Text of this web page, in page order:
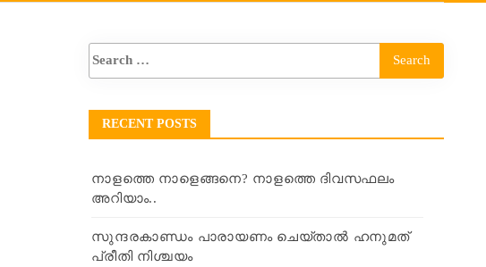
RECENT POSTS
നാളത്തെ നാളെങ്ങനെ? നാളത്തെ ദിവസഫലം
അറിയാം..
സുന്ദരകാണ്ഡം പാരായണം ചെയ്താൽ ഹനുമത്
പ്രീതി നിശ്ചയം